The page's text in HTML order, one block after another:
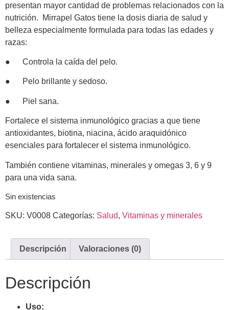
presentan mayor cantidad de problemas relacionados con la
nutrición. Mirrapel Gatos tiene la dosis diaria de salud y
belleza especialmente formulada para todas las edades y
razas:
● Controla la caída del pelo.
● Pelo brillante y sedoso.
● Piel sana.
Fortalece el sistema inmunológico gracias a que tiene
antioxidantes, biotina, niacina, ácido araquidónico
esenciales para fortalecer el sistema inmunológico.
También contiene vitaminas, minerales y omegas 3, 6 y 9
para una vida sana.
Sin existencias
SKU: V0008 Categorías: Salud, Vitaminas y minerales
Descripción Valoraciones (0)
Descripción
Uso: